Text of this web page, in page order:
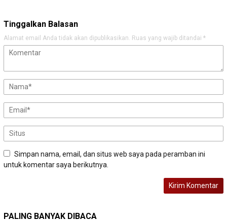
Tinggalkan Balasan
Alamat email Anda tidak akan dipublikasikan. Ruas yang wajib ditandai *
Simpan nama, email, dan situs web saya pada peramban ini
untuk komentar saya berikutnya.
PALING BANYAK DIBACA